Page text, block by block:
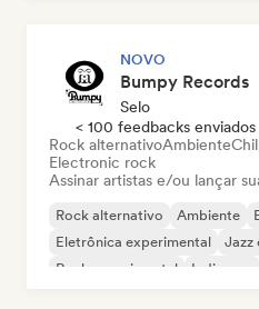
NOVO
Bumpy Records
Selo
< 100 feedbacks enviados
Rock alternativoAmbiente
Electronic rock
Assinar artistas e/ou lançar
Rock alternativo Ambiente
Eletrônica experimental
Jazz
Rock experimental
Indie pop